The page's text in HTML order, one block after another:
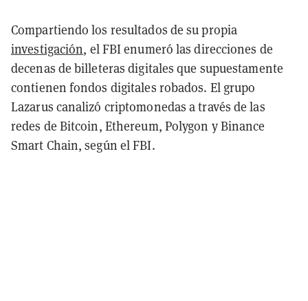
Compartiendo los resultados de su propia
investigación, el FBI enumeró las direcciones de
decenas de billeteras digitales que supuestamente
contienen fondos digitales robados. El grupo
Lazarus canalizó criptomonedas a través de las
redes de Bitcoin, Ethereum, Polygon y Binance
Smart Chain, según el FBI.